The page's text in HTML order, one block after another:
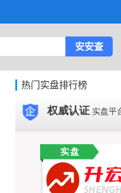
热门实盘排行榜